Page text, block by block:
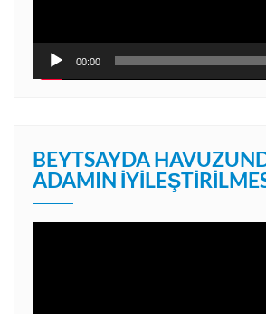
00:00
BEYTSAYDA
ADAMIN